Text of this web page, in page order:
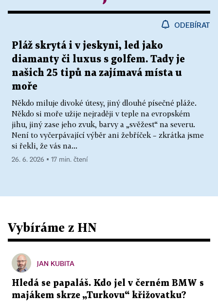
ODEBÍRAT
Pláž skrytá i v jeskyni, led jako
diamanty či luxus s golfem. Tady je
našich 25 tipů na zajímavá místa u
moře
Někdo miluje divoké útesy, jiný dlouhé písečné pláže.
Někdo si moře užije nejraději v teple na evropském
jihu, jiný zase jeho zvuk, barvy a „svěžest“ na severu.
Není to vyčerpávající výběr ani žebříček – zkrátka jsme
si řekli, že vás na...
26. 6. 2026 ▪ 17 min. čtení
Vybíráme z HN
JAN KUBITA
Hledá se papaláš. Kdo jel v černém BMW s
majákem skrze „Turkovu“ křižovatku?